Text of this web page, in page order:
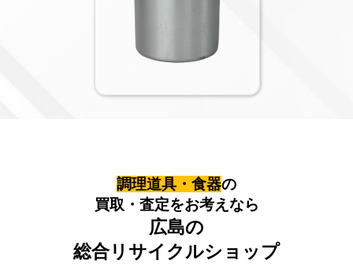
調理道具・食器の
買取・査定をお考えなら
広島の
総合リサイクルショップ